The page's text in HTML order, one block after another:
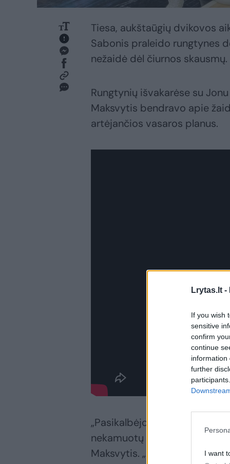
Lrytas.lt -
If you wish
sensitive
confirm
continue
information
further
I want
Tiesa, aukštaūgių dvikovos
Sabonis praleido rungtynes
nežaidė dėl čiurnos skausmų.
Rungtynių išvakarėse su
Maksvytis bendravo apie
artėjančios vasaros planus.
„Pasikalbėjome apie
nekamuotų traumos, nes tai
Maksvytis. „Aš jiems